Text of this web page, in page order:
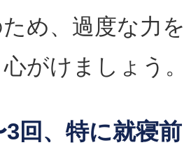
め、過度な力
がけましょう
回、特に就寝